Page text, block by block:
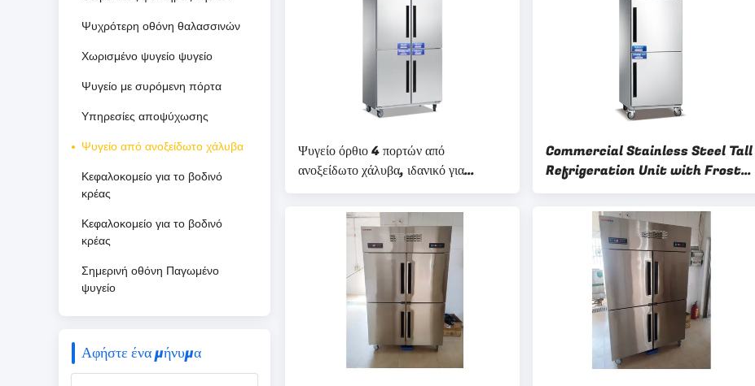
Ψυχρότερη οθόνη θαλασσινών
Χωρισμένο ψυγείο ψυγείο
Ψυγείο με συρόμενη πόρτα
Υπηρεσίες αποψύχωσης
Ψυγείο από ανοξείδωτο χάλυβα
Κεφαλοκομείο για το βοδινό
κρέας
Κεφαλοκομείο για το βοδινό
κρέας
Σημερινή οθόνη Παγωμένο
ψυγείο
Αφήστε ένα μήνυμα
Ψυγείο όρθιο 4 πορτών από
ανοξείδωτο χάλυβα, ιδανικό για
πολυσύχναστα εστιατόρια και
εξοπλισμό κουζίνας
Commercial Stainless Steel Tall
Refrigeration Unit with Frost-
free Defrost Type For Meat
Freezer